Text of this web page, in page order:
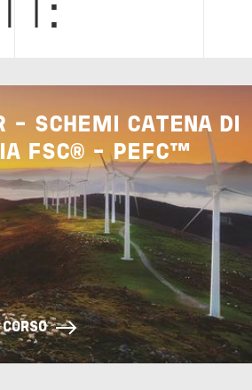
- SCHEMI CATENA DI
FSC® - PEFC™